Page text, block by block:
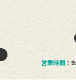
営業時間 ：